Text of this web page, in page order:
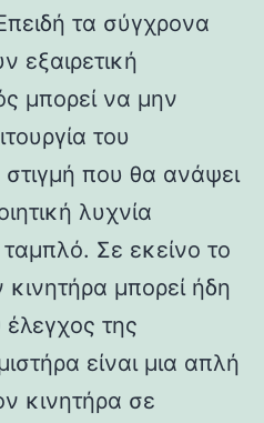
τα σύγχρονα
εξαιρετική
μπορεί να μην
του
στιγμή που θα ανάψει
λυχνία
Σε εκείνο το
κινητήρα μπορεί ήδη
έλεγχος της
είναι μια απλή
κινητήρα σε